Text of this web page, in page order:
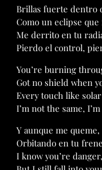
Brillas fuerte dentro
Como un eclipse
Me derrito en tu
Pierdo el control,
You’re burning
Got no shield when
Every touch like
I’m not the same,
Y aunque me
Orbitando en tu
I know you’re